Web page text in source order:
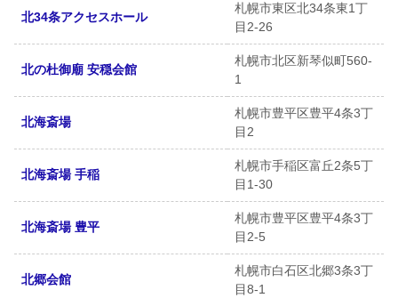
北34条アクセスホール
札幌市東区北34条東1丁
目2-26
北の杜御廟 安穏会館
札幌市北区新琴似町560-
1
北海斎場
札幌市豊平区豊平4条3丁
目2
北海斎場 手稲
札幌市手稲区富丘2条5丁
目1-30
北海斎場 豊平
札幌市豊平区豊平4条3丁
目2-5
北郷会館
札幌市白石区北郷3条3丁
目8-1